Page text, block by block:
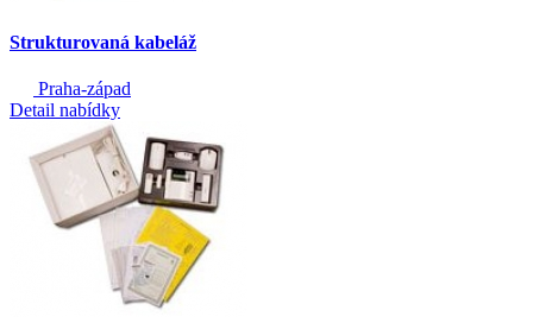
Strukturovaná kabeláž
Praha-západ
Detail nabídky